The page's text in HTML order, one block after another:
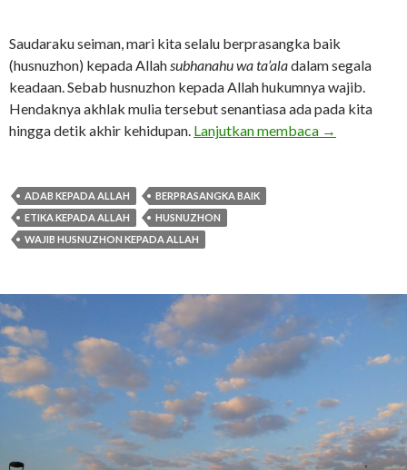
Saudaraku seiman, mari kita selalu berprasangka baik
(husnuzhon) kepada Allahsubhanahu wa ta’aladalam segala
keadaan. Sebab husnuzhon kepada Allah hukumnya wajib.
Hendaknya akhlak mulia tersebut senantiasa ada pada kita
hingga detik akhir kehidupan. Lanjutkan membaca →
ADAB KEPADA ALLAH
BERPRASANGKA BAIK
ETIKA KEPADA ALLAH
HUSNUZHON
WAJIB HUSNUZHON KEPADA ALLAH